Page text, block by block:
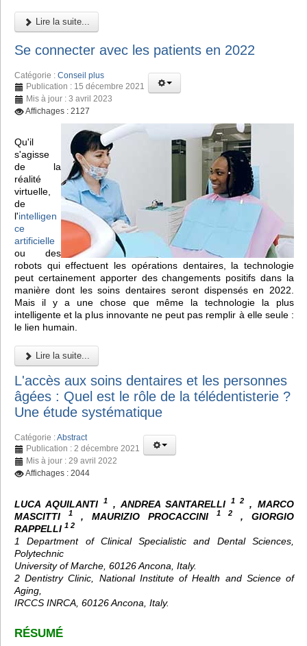
Lire la suite...
Se connecter avec les patients en 2022
Catégorie : Conseil plus
Publication : 15 décembre 2021
Mis à jour : 3 avril 2023
Affichages : 2127
Qu'il
s'agisse
de la
réalité
virtuelle,
de
l'intelligen
ce
artificielle
ou des
robots qui effectuent les opérations dentaires, la technologie
peut certainement apporter des changements positifs dans la
manière dont les soins dentaires seront dispensés en 2022.
Mais il y a une chose que même la technologie la plus
intelligente et la plus innovante ne peut pas remplir à elle seule :
le lien humain.
Lire la suite...
L'accès aux soins dentaires et les personnes
âgées : Quel est le rôle de la télédentisterie ?
Une étude systématique
Catégorie :Abstract
Publication : 2 décembre 2021
Mis à jour : 29 avril 2022
Affichages : 2044
LUCA AQUILANTI 1, ANDREA SANTARELLI1 2
, MARCO
MASCITTI
1 , MAURIZIO PROCACCINI 1 2
, GIORGIO
RAPPELLI 1 2
1 Department of Clinical Specialistic and Dental Sciences,
Polytechnic
University of Marche, 60126 Ancona, Italy.
2 Dentistry Clinic, National Institute of Health and Science of
Aging,
IRCCS INRCA, 60126 Ancona, Italy.
RÉSUMÉ